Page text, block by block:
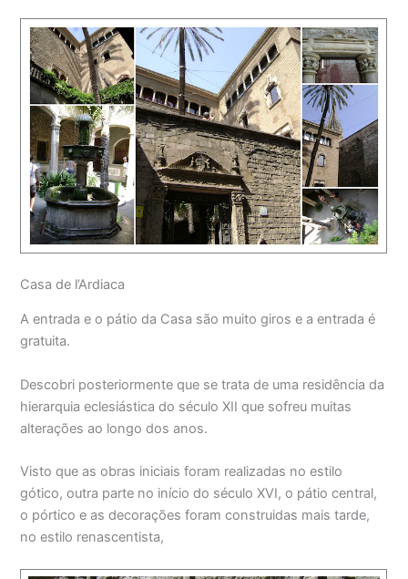
Casa de l’Ardiaca
A entrada e o pátio da Casa são muito giros e a entrada é
gratuita.
Descobri posteriormente que se trata de uma residência da
hierarquia eclesiástica do século XII que sofreu muitas
alterações ao longo dos anos.
Visto que as obras iniciais foram realizadas no estilo
gótico, outra parte no início do século XVI, o pátio central,
o pórtico e as decorações foram construidas mais tarde,
no estilo renascentista,